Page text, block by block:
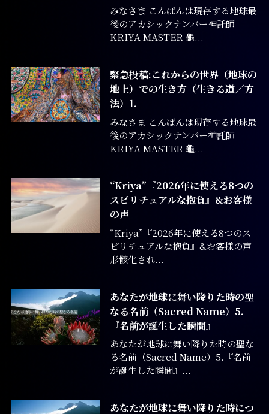
みなさま こんばんは現存する地球最
後のアカシックナンバー神託師
KRIYA MASTER 龜...
緊急投稿:これからの世界（地球の
地上）での生き方（生きる道／方
法）1.
みなさま こんばんは現存する地球最
後のアカシックナンバー神託師
KRIYA MASTER 龜...
“Kriya”『2026年に使える8つの
スピリチュアルな抱負』&お客様
の声
“Kriya”『2026年に使える8つのス
ピリチュアルな抱負』&お客様の声
形骸化され...
あなたが地球に舞い降りた時の聖
なる名前（Sacred Name）5.
『名前が誕生した瞬間』
あなたが地球に舞い降りた時の聖な
る名前（Sacred Name）5.『名前
が誕生した瞬間』...
あなたが地球に舞い降りた時につ